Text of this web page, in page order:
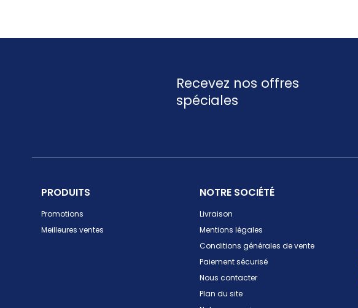
Recevez nos offres
spéciales
PRODUITS
Promotions
Meilleures ventes
NOTRE SOCIÉTÉ
Livraison
Mentions légales
Conditions générales de vente
Paiement sécurisé
Nous contacter
Plan du site